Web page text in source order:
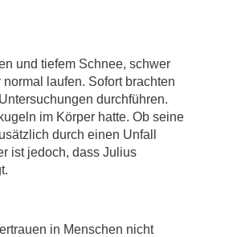
und tiefem Schnee, schwer
laufen. Sofort brachten
durchführen.
im Körper hatte. Ob seine
durch einen Unfall
ist jedoch, dass Julius
in Menschen nicht